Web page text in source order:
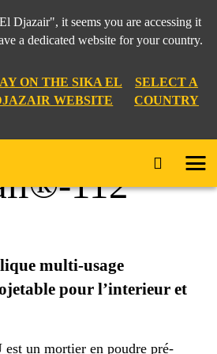
Djazair", it seems you are accessing it
a dedicated website for your country.
ON THE SIKA EL
WEBSITE
SELECT A
COUNTRY
112 MU
112
multi-usage
pour l’interieur et
un mortier en poudre pré-